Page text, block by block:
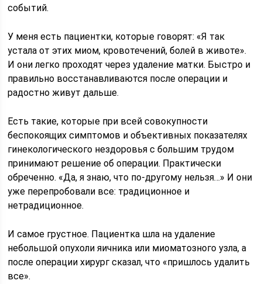
событий.
У меня есть пациентки, которые говорят: «Я так
устала от этих миом, кровотечений, болей в животе».
И они легко проходят через удаление матки. Быстро и
правильно восстанавливаются после операции и
радостно живут дальше.
Есть такие, которые при всей совокупности
беспокоящих симптомов и объективных показателях
гинекологического нездоровья с большим трудом
принимают решение об операции. Практически
обреченно. «Да, я знаю, что по-другому нельзя…» И они
уже перепробовали все: традиционное и
нетрадиционное.
И самое грустное. Пациентка шла на удаление
небольшой опухоли яичника или миоматозного узла, а
после операции хирург сказал, что «пришлось удалить
все».